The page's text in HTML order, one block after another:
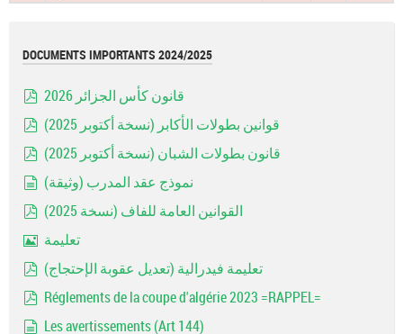
DOCUMENTS IMPORTANTS 2024/2025
قانون كأس الجزائر 2026
pdf
قوانين بطولات الأكابر (نسخة أكتوبر 2025)
pdf
قانون بطولات الشبان (نسخة أكتوبر 2025)
document
نموذج عقد المدرب (وثيقة)
pdf
القوانين العامة للفاف (نسخة 2025)
تعليمة
pdf
تعليمة فيدرالية (تعديل عقوبة الإحتجاج)
Réglements de la coupe d'algérie 2023 =RAPPEL=
Les avertissements (Art 144)